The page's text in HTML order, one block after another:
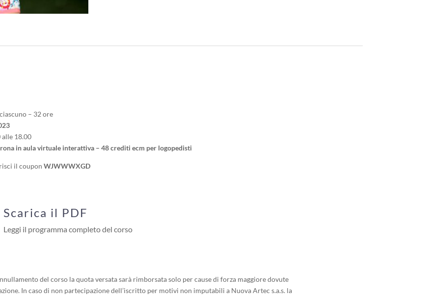
– 32 ore
alle 18.00
in aula virtuale interattiva – 48 crediti ecm per logopedisti
il coupon WJWWWXGD
Scarica il PDF
Leggi il programma completo del corso
del corso la quota versata sarà rimborsata solo per cause di forza maggiore dovute
In caso di non partecipazione dell’iscritto per motivi non imputabili a Nuova Artec s.a.s. la